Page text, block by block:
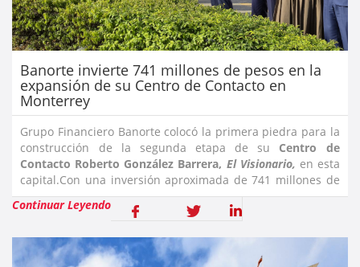
Banorte invierte 741 millones de pesos en la
expansión de su Centro de Contacto en
Monterrey
Grupo Financiero Banorte colocó la primera piedra para la
construcción de la segunda etapa de su Centro de
Contacto Roberto González Barrera, El Visionario, en esta
capital.Con una inversión aproximada de 741 millones de
pesos este proyecto mantendrá el legado de D
Continuar Leyendo